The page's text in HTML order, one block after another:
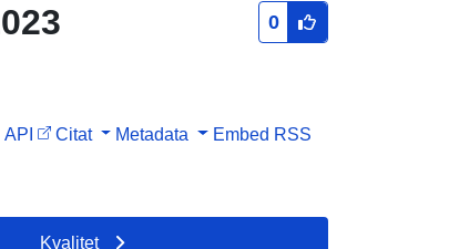
0
API Citat Metadata Embed RSS
Kvalitet